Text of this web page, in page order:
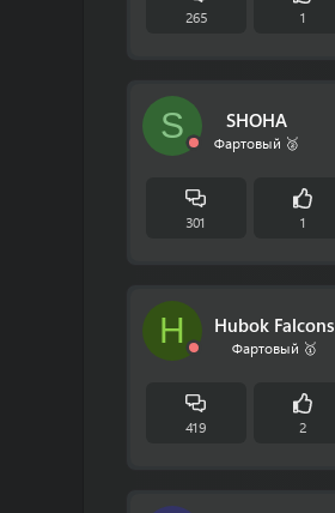
265 1
S SHOHA
Фартовый 🥈
301 1
H Hubok Falcons
Фартовый 🥇
419 2